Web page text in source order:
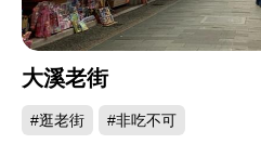
大溪老街
#逛老街 #非吃不可